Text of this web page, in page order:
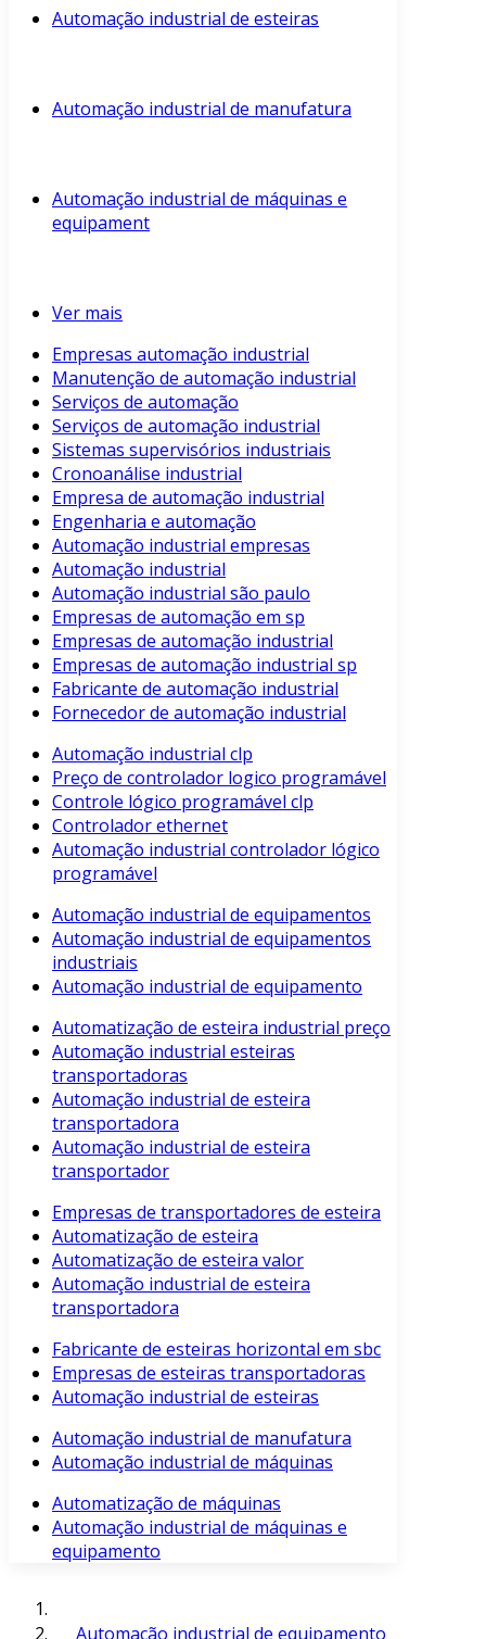
Automação industrial de esteiras
Automação industrial de manufatura
Automação industrial de máquinas e
equipament
Ver mais
Empresas automação industrial
Manutenção de automação industrial
Serviços de automação
Serviços de automação industrial
Sistemas supervisórios industriais
Cronoanálise industrial
Empresa de automação industrial
Engenharia e automação
Automação industrial empresas
Automação industrial
Automação industrial são paulo
Empresas de automação em sp
Empresas de automação industrial
Empresas de automação industrial sp
Fabricante de automação industrial
Fornecedor de automação industrial
Automação industrial clp
Preço de controlador logico programável
Controle lógico programável clp
Controlador ethernet
Automação industrial controlador lógico
programável
Automação industrial de equipamentos
Automação industrial de equipamentos
industriais
Automação industrial de equipamento
Automatização de esteira industrial preço
Automação industrial esteiras
transportadoras
Automação industrial de esteira
transportadora
Automação industrial de esteira
transportador
Empresas de transportadores de esteira
Automatização de esteira
Automatização de esteira valor
Automação industrial de esteira
transportadora
Fabricante de esteiras horizontal em sbc
Empresas de esteiras transportadoras
Automação industrial de esteiras
Automação industrial de manufatura
Automação industrial de máquinas
Automatização de máquinas
Automação industrial de máquinas e
equipamento
Automação industrial de equipamento